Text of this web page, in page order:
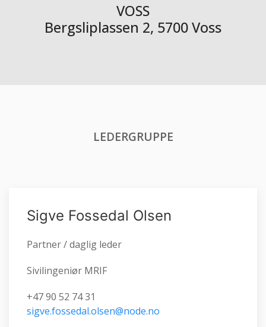
VOSS
Bergsliplassen 2, 5700 Voss
LEDERGRUPPE
Sigve Fossedal Olsen
Partner / daglig leder
Sivilingeniør MRIF
+47 90 52 74 31
sigve.fossedal.olsen@node.no